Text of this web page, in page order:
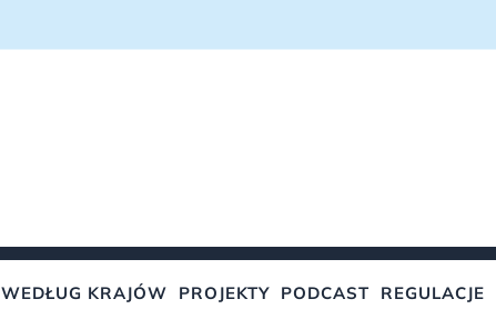
WEDŁUG KRAJÓW PROJEKTY PODCAST REGULACJE